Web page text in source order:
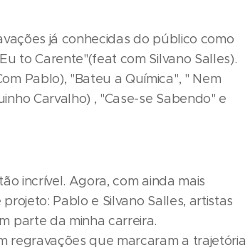
já conhecidas do público como
to Carente"(feat com Silvano Salles).
Pablo), "Bateu a Química", " Nem
Carvalho) , "Case-se Sabendo" e
incrível. Agora, com ainda mais
Pablo e Silvano Salles, artistas
parte da minha carreira.
regravações que marcaram a trajetória